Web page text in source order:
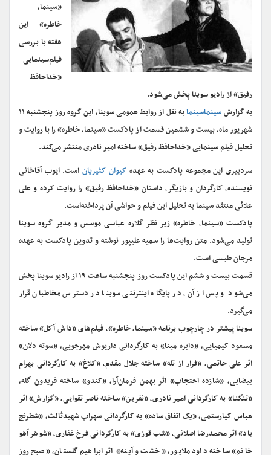
«سینما،
خاطره» این
هفته با بررسی
فیلم‌سینمایی
«خداحافظ
رفیق» از رادیو سوینا پخش می‌شود.
به گزارشسینماسینما
به نقل از روابط عمومی سوینا، این گروه روز پنجشنبه ۱۱
شهریور ماه، بیست و ششمین قسمت از پادکست «سینما، خاطره» را با روایت و
تحلیل فیلم سینمایی «خداحافظ رفیق» ساخته امیر نادری منتشر می‌کند.
سردبیری این مجموعه پادکست به عهدهکیوان کثیریاناست. ایوب آقاخانی
نویسنده، کارگردان و بازیگر، داستان «خداحافظ رفیق» را روایت کرده و علی
علائی منتقد سینما به تحلیل این فیلم و حواشی آن پرداخته‌است.
پادکست «سینما، خاطره» زیر نظر گلاره عباسی موسس و مدیر گروه سوینا
تولید می‌شود. متن روایت‌ها را سمیه علیپور نوشته و تدوین پادکست به عهده
مرجان طبسی است.
قسمت بیست و ششم این پادکست روز پنجشنبه ساعت ۱۹ از رادیو سوینا پخش
می‌شود و پس از آن، در پایگاه اینترنتی سوینا در دسترس مخاطبان قرار
می‌گیرد.
سوینا پیشتر در چارچوب برنامه «سینما، خاطره»، فیلم‌های «داش آکل» ساخته
مسعود کیمیایی، «دایره مینا» به کارگردانی داریوش مهرجویی، «سوته دلان»
اثر علی حاتمی، «فرار از تله» ساخته جلال مقدم، «کلاغ» به کارگردانی بهرام
بیضایی، «شازده احتجاب» اثر بهمن فرمان‌آرا، «کندو» ساخته فریدون گله،
«تنگنا» به کارگردانی امیر نادری، «نفرین» ساخته ناصر تقوایی، «گزارش» اثر
عباس کیارستمی، «یک اتفاق ساده» به کارگردانی سهراب شهیدثالث، «شطرنج
باد» اثر محمدرضا اصلانی، «شب قوزی» به کارگردانی فرخ غفاری، «شوهر آهو
خانم» ساخته داود ملاپور، «خشت و آینه» اثر ابراهیم گلستان، «صبح روز